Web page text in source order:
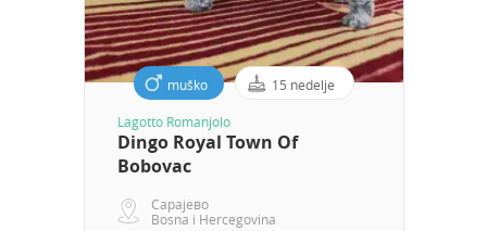
muško 15 nedelje
Lagotto Romanjolo
Dingo Royal Town Of
Bobovac
Сарајево
Bosna i Hercegovina